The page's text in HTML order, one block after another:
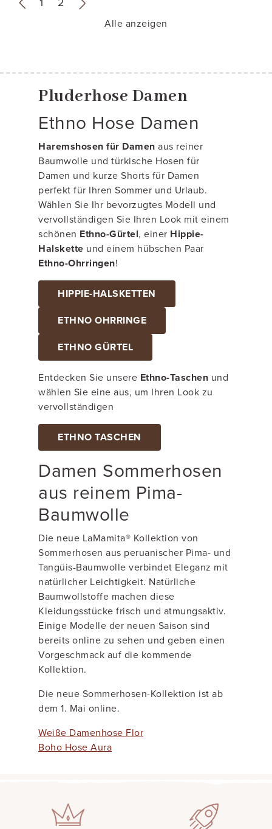
»
Alle anzeigen
Pluderhose Damen
Ethno Hose Damen
Haremshosen für Damen aus reiner
Baumwolle und türkische Hosen für
Damen und kurze Shorts für Damen
perfekt für Ihren Sommer und Urlaub.
Wählen Sie Ihr bevorzugtes Modell und
vervollständigen Sie Ihren Look mit einem
schönen Ethno-Gürtel, einer Hippie-
Halskette und einem hübschen Paar
Ethno-Ohrringen!
HIPPIE-HALSKETTEN
ETHNO OHRRINGE
ETHNO GÜRTEL
Entdecken Sie unsere Ethno-Taschen und
wählen Sie eine aus, um Ihren Look zu
vervollständigen
ETHNO TASCHEN
Damen Sommerhosen
aus reinem Pima-
Baumwolle
Die neue LaMamita® Kollektion von
Sommerhosen aus peruanischer Pima- und
Tangüis-Baumwolle verbindet Eleganz mit
natürlicher Leichtigkeit. Natürliche
Baumwollstoffe machen diese
Kleidungsstücke frisch und atmungsaktiv.
Einige Modelle der neuen Saison sind
bereits online zu sehen und geben einen
Vorgeschmack auf die kommende
Kollektion.
Die neue Sommerhosen-Kollektion ist ab
dem 1. Mai online.
Weiße Damenhose Flor
Boho Hose Aura